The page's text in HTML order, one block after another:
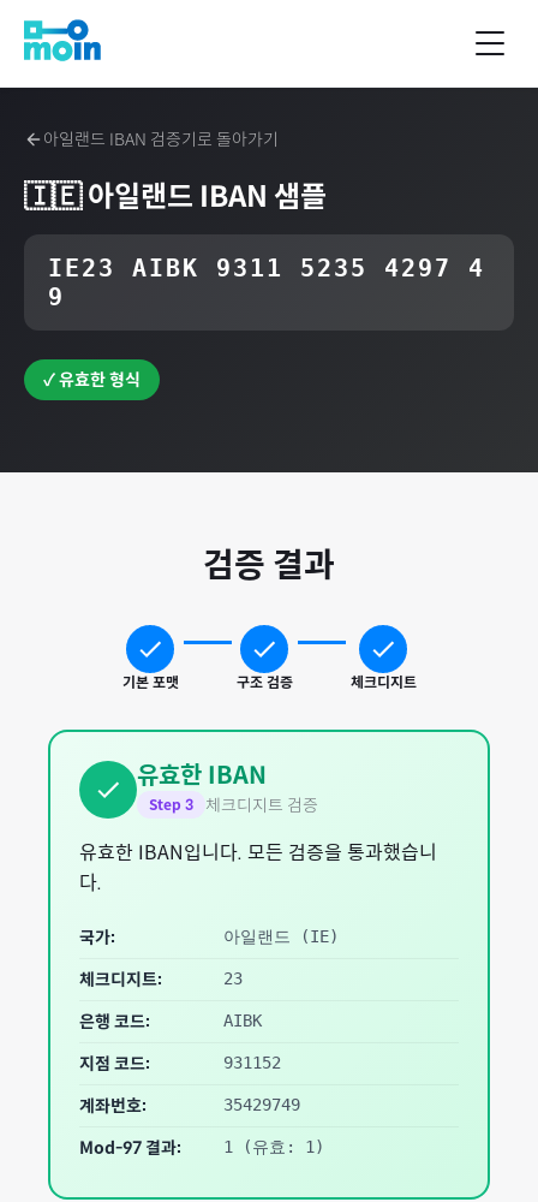
아일랜드 IBAN 검증기로 돌아가기
🇮🇪 아일랜드 IBAN 샘플
IE23 AIBK 9311 5235 4297 4
9
✓ 유효한 형식
검증 결과
기본 포맷 구조 검증 체크디지트
유효한 IBAN
Step 3 체크디지트 검증
유효한 IBAN입니다. 모든 검증을 통과했습니
다.
국가: 아일랜드 (IE)
체크디지트: 23
은행 코드: AIBK
지점 코드: 931152
계좌번호: 35429749
Mod-97 결과: 1 (유효: 1)